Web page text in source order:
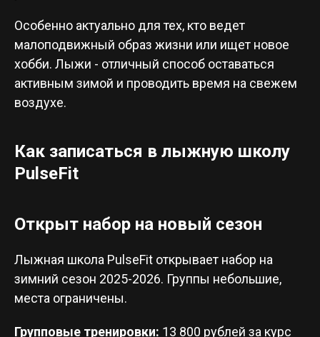
Особенно актуально для тех, кто ведет
малоподвижный образ жизни или ищет новое
хобби. Лыжи - отличный способ оставаться
активным зимой и проводить время на свежем
воздухе.
Как записаться в лыжную школу
PulseFit
Открыт набор на новый сезон
Лыжная школа PulseFit открывает набор на
зимний сезон 2025-2026. Группы небольшие,
места ограничены.
Групповые тренировки: 13 800 рублей за курс